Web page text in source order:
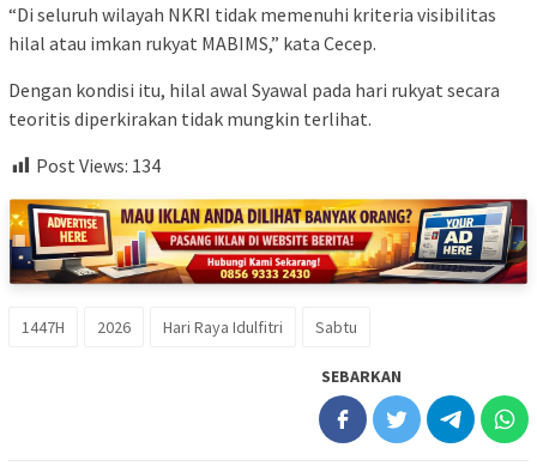
“Di seluruh wilayah NKRI tidak memenuhi kriteria visibilitas
hilal atau imkan rukyat MABIMS,” kata Cecep.
Dengan kondisi itu, hilal awal Syawal pada hari rukyat secara
teoritis diperkirakan tidak mungkin terlihat.
Post Views: 134
1447H 2026 Hari Raya Idulfitri Sabtu
SEBARKAN